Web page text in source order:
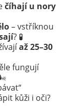
číhají u nory
– vstříknou
? 🧪
až 25–30
fungují
kůži i oči?